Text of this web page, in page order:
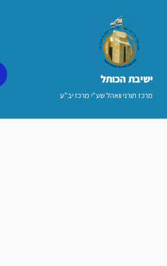
ישיבת הכותל​
מרכז תורני וואהל שע"י מרכז יב"ע